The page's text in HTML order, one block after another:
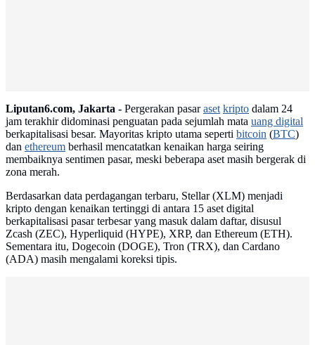
Liputan6.com, Jakarta - Pergerakan pasaraset kripto dalam 24
jam terakhir didominasi penguatan pada sejumlah mata uang digital
berkapitalisasi besar. Mayoritas kripto utama seperti bitcoin (BTC)
dan ethereum berhasil mencatatkan kenaikan harga seiring
membaiknya sentimen pasar, meski beberapa aset masih bergerak di
zona merah.
Berdasarkan data perdagangan terbaru, Stellar (XLM) menjadi
kripto dengan kenaikan tertinggi di antara 15 aset digital
berkapitalisasi pasar terbesar yang masuk dalam daftar, disusul
Zcash (ZEC), Hyperliquid (HYPE), XRP, dan Ethereum (ETH).
Sementara itu, Dogecoin (DOGE), Tron (TRX), dan Cardano
(ADA) masih mengalami koreksi tipis.